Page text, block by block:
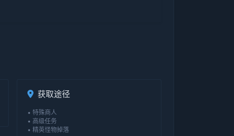
获取途径
• 特殊商人
• 高级任务
• 精英怪物掉落